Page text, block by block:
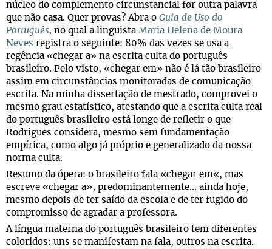
núcleo do complemento circunstancial for outra palavra
que não casa. Quer provas? Abra o Guia de Uso do
Português, no qual a linguista Maria Helena de Moura
Neves registra o seguinte: 80% das vezes se usa a
regência «chegar a» na escrita culta do português
brasileiro. Pelo visto, «chegar em» não é lá tão brasileiro
assim em circunstâncias monitoradas de comunicação
escrita. Na minha dissertação de mestrado, comprovei o
mesmo grau estatístico, atestando que a escrita culta real
do português brasileiro está longe de refletir o que
Rodrigues considera, mesmo sem fundamentação
empírica, como algo já próprio e generalizado da nossa
norma culta.
Resumo da ópera: o brasileiro fala «chegar em«, mas
escreve «chegar a», predominantemente... ainda hoje,
mesmo depois de ter saído da escola e de ter fugido do
compromisso de agradar a professora.
A língua materna do português brasileiro tem diferentes
coloridos: uns se manifestam na fala, outros na escrita.